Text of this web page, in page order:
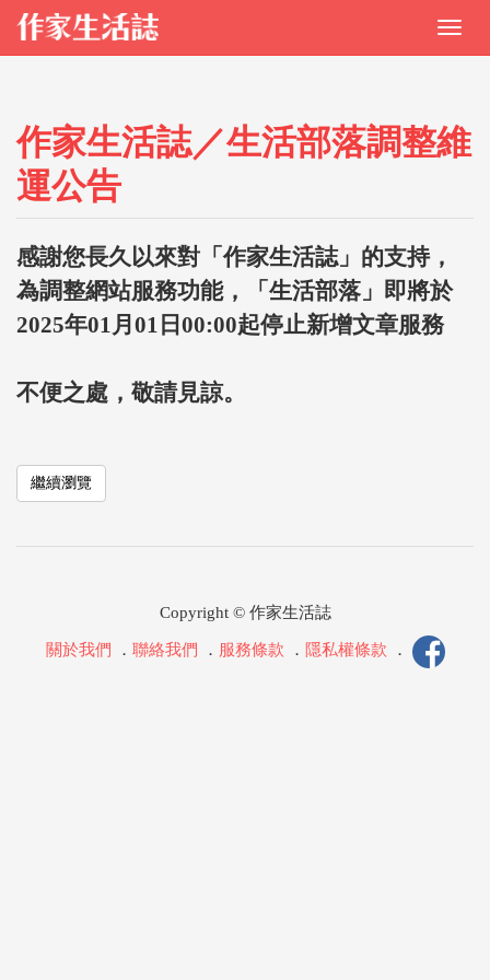
作家生活誌／生活部落調整維
運公告
感謝您長久以來對「作家生活誌」的支持，
為調整網站服務功能，「生活部落」即將於
2025年01月01日00:00起停止新增文章服務
不便之處，敬請見諒。
繼續瀏覽
Copyright © 作家生活誌
關於我們 ． 聯絡我們 ． 服務條款 ． 隱私權條款 ．